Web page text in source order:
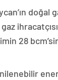
doğal
28